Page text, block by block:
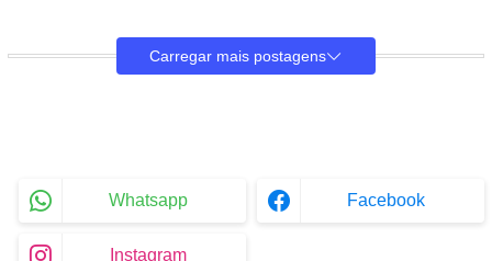
Carregar mais postagens
Whatsapp Facebook
Instagram